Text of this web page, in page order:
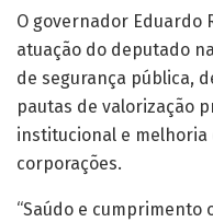
O governador Eduardo
atuação do deputado
de segurança pública,
pautas de valorização
institucional e melhoria
corporações.
“Saúdo e cumprimento